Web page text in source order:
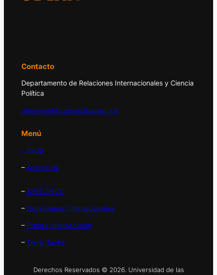
Contacto
Departamento de Relaciones Internacionales y Ciencia
Política
observatorio.global@udlap.mx
Menú
– Inicio
– Acerca de
– APEC/PECC
– Organismos Internacionales
– Prensa Internacional
– Think Tanks
Derechos Reservados © 2026. Universidad de las